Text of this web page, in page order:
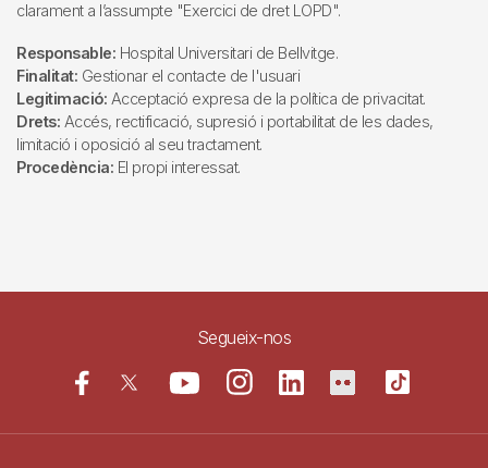
clarament a l’assumpte "Exercici de dret LOPD".
Responsable: Hospital Universitari de Bellvitge.
Finalitat: Gestionar el contacte de l'usuari
Legitimació: Acceptació expresa de la política de privacitat.
Drets: Accés, rectificació, supresió i portabilitat de les dades,
limitació i oposició al seu tractament.
Procedència: El propi interessat.
Segueix-nos